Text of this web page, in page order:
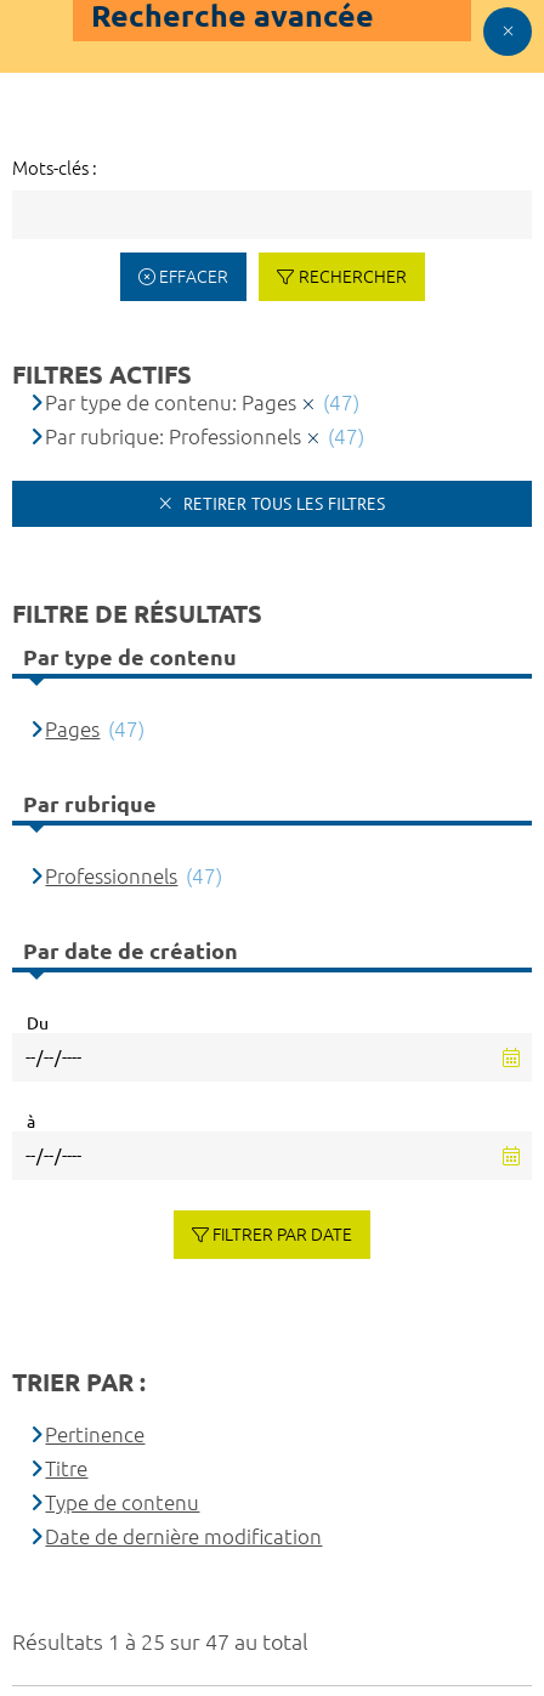
Recherche avancée
Mots-clés :
EFFACER RECHERCHER
Résultats 1 à 25 sur 47 au total
FILTRES ACTIFS
Par type de contenu: Pages
(47)
Par rubrique: Professionnels
(47)
RETIRER TOUS LES FILTRES
FILTRE DE RÉSULTATS
Par type de contenu
Pages (47)
Par rubrique
Professionnels (47)
Par date de création
Du
à
FILTRER PAR DATE
TRIER PAR :
Pertinence
Titre
Type de contenu
Date de dernière modification